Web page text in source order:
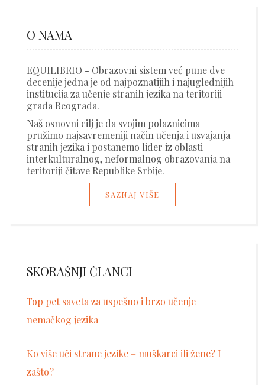
O NAMA
EQUILIBRIO - Obrazovni sistem već pune dve
decenije jedna je od najpoznatijih i najuglednijih
institucija za učenje stranih jezika na teritoriji
grada Beograda.
Naš osnovni cilj je da svojim polaznicima
pružimo najsavremeniji način učenja i usvajanja
stranih jezika i postanemo lider iz oblasti
interkulturalnog, neformalnog obrazovanja na
teritoriji čitave Republike Srbije.
SAZNAJ VIŠE
SKORAŠNJI ČLANCI
Top pet saveta za uspešno i brzo učenje
nemačkog jezika
Ko više uči strane jezike – muškarci ili žene? I
zašto?